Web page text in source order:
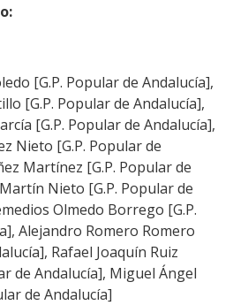
[G.P. Popular de Andalucía],
[G.P. Popular de Andalucía],
[G.P. Popular de Andalucía],
Nieto [G.P. Popular de
Martínez [G.P. Popular de
Nieto [G.P. Popular de
Olmedo Borrego [G.P.
Alejandro Romero Romero
Rafael Joaquín Ruiz
de Andalucía], Miguel Ángel
de Andalucía]